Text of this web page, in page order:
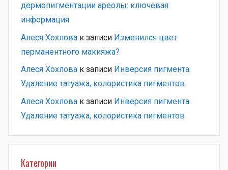
дермопигментации ареолы: ключевая
информация
Алеся Хохлова к записи Изменился цвет
перманентного макияжа?
Алеся Хохлова к записи Инверсия пигмента.
Удаление татуажа, колористика пигментов
Алеся Хохлова к записи Инверсия пигмента.
Удаление татуажа, колористика пигментов
Категории